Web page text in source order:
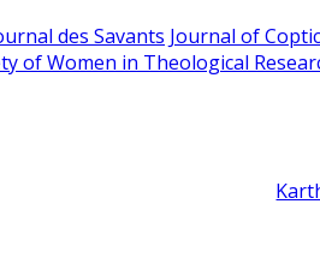
des Savants Journal of
of Women in Theological